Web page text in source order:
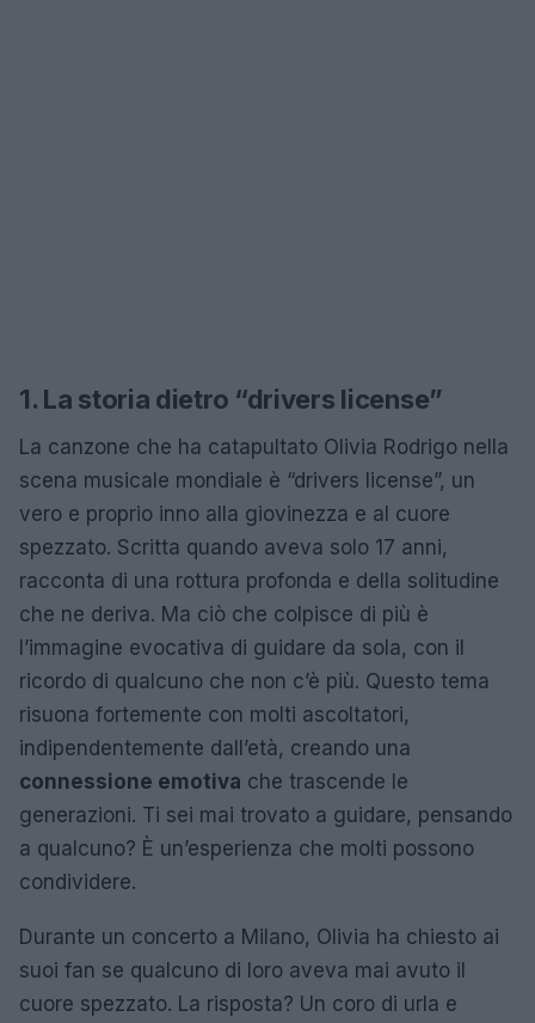
1. La storia dietro “drivers license”
La canzone che ha catapultato Olivia Rodrigo nella
scena musicale mondiale è “drivers license”, un
vero e proprio inno alla giovinezza e al cuore
spezzato. Scritta quando aveva solo 17 anni,
racconta di una rottura profonda e della solitudine
che ne deriva. Ma ciò che colpisce di più è
l’immagine evocativa di guidare da sola, con il
ricordo di qualcuno che non c’è più. Questo tema
risuona fortemente con molti ascoltatori,
indipendentemente dall’età, creando una
connessione emotiva che trascende le
generazioni. Ti sei mai trovato a guidare, pensando
a qualcuno? È un’esperienza che molti possono
condividere.
Durante un concerto a Milano, Olivia ha chiesto ai
suoi fan se qualcuno di loro aveva mai avuto il
cuore spezzato. La risposta? Un coro di urla e